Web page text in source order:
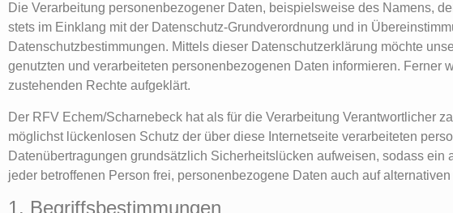
Die Verarbeitung personenbezogener Daten, beispielsweise des Namens,
stets im Einklang mit der Datenschutz-Grundverordnung und in
Datenschutzbestimmungen. Mittels dieser Datenschutzerklärung möchte
genutzten und verarbeiteten personenbezogenen Daten informieren.
zustehenden Rechte aufgeklärt.
Der RFV Echem/Scharnebeck hat als für die Verarbeitung Verantwortlicher
möglichst lückenlosen Schutz der über diese Internetseite verarbeiteten
Datenübertragungen grundsätzlich Sicherheitslücken aufweisen, sodass
jeder betroffenen Person frei, personenbezogene Daten auch auf
1. Begriffsbestimmungen